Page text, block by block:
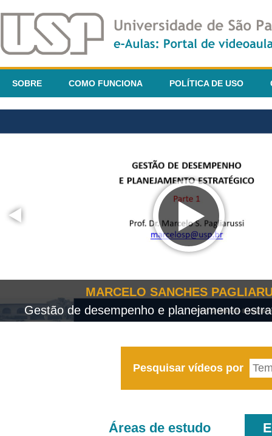
SOBRE COMO FUNCIONA POLÍTICA DE USO
MARCELO SANCHES
Gestão de desempenho e planejamento
Pesquisar vídeos por
Áreas de estudo